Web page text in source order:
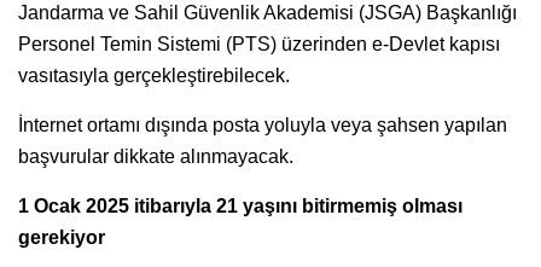
Jandarma ve Sahil Güvenlik Akademisi (JSGA) Başkanlığı
Personel Temin Sistemi (PTS) üzerinden e-Devlet kapısı
vasıtasıyla gerçekleştirebilecek.
İnternet ortamı dışında posta yoluyla veya şahsen yapılan
başvurular dikkate alınmayacak.
1 Ocak 2025 itibarıyla 21 yaşını bitirmemiş olması
gerekiyor